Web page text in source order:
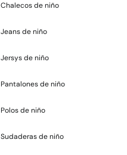
Chalecos de niño
Jeans de niño
Jersys de niño
Pantalones de niño
Polos de niño
Sudaderas de niño